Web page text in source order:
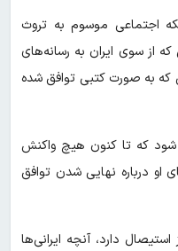
اجتماعی موسوم به تروث
از سوی ایران به رسانه‌های
که به صورت کتبی توافق شده
که تا کنون هیچ واکنش
او درباره نهایی شدن توافق
دارد، آنچه ایرانی‌ها